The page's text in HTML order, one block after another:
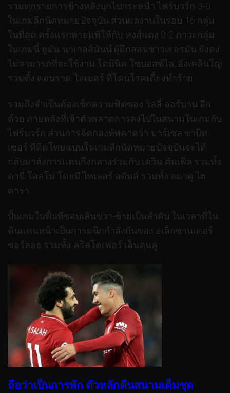
รวมทุกรายการข้างหลังบุกไปกระหน่ำ ไฟร์บวร์ก 3-0
ในเกมลีกนัดหมายปัจจุบัน ส่วนผลงานในรอบ 16 กลุ่ม
ในที่สุด ครั้งแรกพ่ายแพ้ให้กับ หงส์แดง 0-2 ภาวะกลุ่ม
ในเกมนี้ ยูมัน นาเกลส์มันน์ ผู้ฝึกสอนชาวเยอรมัน ยังคง
ไม่สามารถที่จะใช้งาน โดมินิค โซบอสซ์ไล, อังเคลินโญ่
รวมทั้ง คอนราด ไลเมอร์ ที่โดนโรคเดี้ยงทำร้าย
รวมถึงจำเป็นต้องเช็กความฟิตของ วิลลี่ ออร์บาน อีก
ด้วย ภายหลังที่เจ้าตัวพลาดการลงไปในสนามในเกมกับ
ไฟร์บวร์ก ส่วนการจัดกองทัพคาดว่า มาร์เซล ซาบิท
เซอร์ ที่ติดโทษแบนในเกมลีกนัดหมายปัจจุบันจะได้
กลับมาสั่งการแดนกึ่งกลางร่วมกับ เควิน คัมเพิ่ล รวมทั้ง
ดานี่ โอลโม่ โดยมี ไทเลอร์ อดัมส์ รวมทั้ง อมาดู ไฮ
ดารา
ปั้นเกมในพื้นที่ขอบเส้นขวา-ซ้ายเป็นลำดับ ในเวลาที่ใน
ดินแดนหน้าเป็นการผนึกกำลังกันของ อเล็กซานเดอร์
ซอร์ลอธ รวมทั้ง คริสโตเฟอร์ เอ็นคุนคู
ถือว่าเป็นการพัก ตัวหลักคืนสนามเต็มชุด